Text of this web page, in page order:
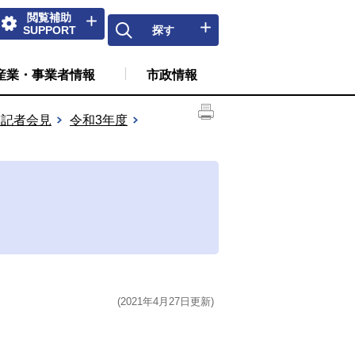
閲覧補助
SUPPORT
探す
業・事業者情報 市政情報
者会見
令和3年度
(2021年4月27日更新)